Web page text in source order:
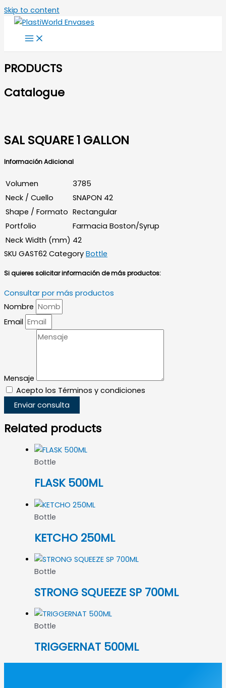
Skip to content
PRODUCTS
Catalogue
SAL SQUARE 1 GALLON
Información Adicional
Volumen
3785
Neck / Cuello
SNAPON 42
Shape / Formato Rectangular
Portfolio
Farmacia Boston/Syrup
Neck Width (mm) 42
SKU GAST62 Category Bottle
Si quieres solicitar información de más productos:
Consultar por más productos
Nombre
Email
Mensaje
Acepto los Términos y condiciones
Enviar consulta
Related products
Bottle
FLASK 500ML
Bottle
KETCHO 250ML
Bottle
STRONG SQUEEZE SP 700ML
Bottle
TRIGGERNAT 500ML